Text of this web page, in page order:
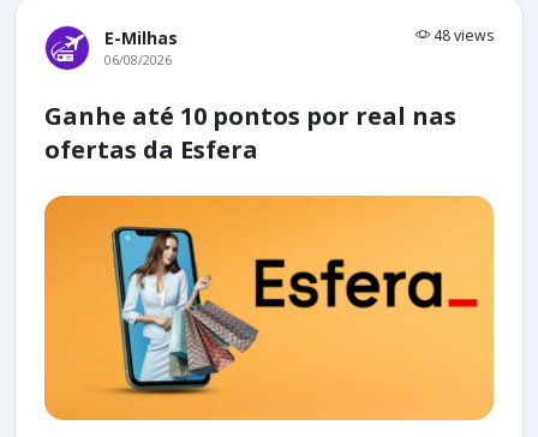
E-Milhas 48 views
06/08/2026
Ganhe até 10 pontos por real nas
ofertas da Esfera